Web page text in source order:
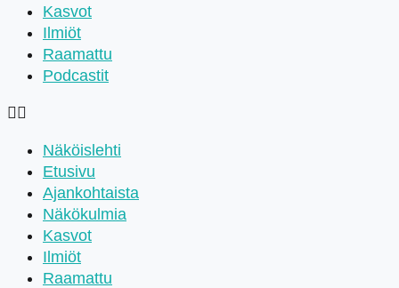
Kasvot
Ilmiöt
Raamattu
Podcastit
Näköislehti
Etusivu
Ajankohtaista
Näkökulmia
Kasvot
Ilmiöt
Raamattu